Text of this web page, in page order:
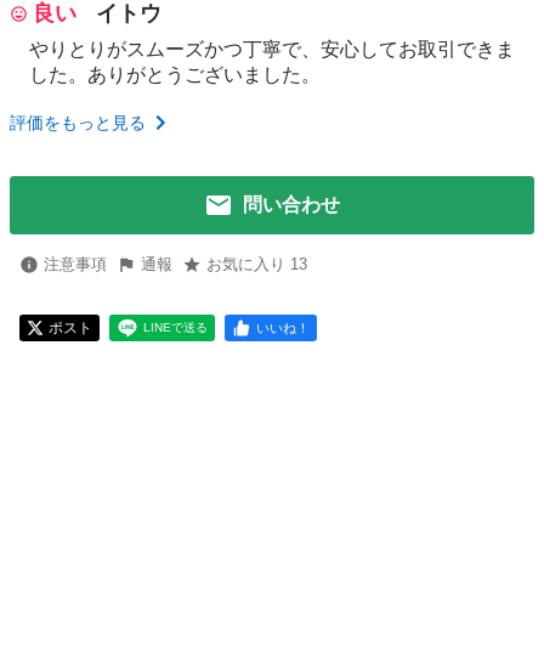
良い イトウ
やりとりがスムーズかつ丁寧で、安心してお取引できま
した。ありがとうございました。
評価をもっと見る
問い合わせ
注意事項 通報 お気に入り 13
ポスト LINEで送る いいね！